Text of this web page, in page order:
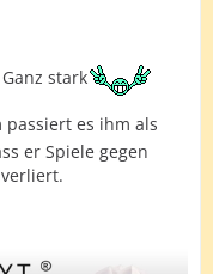
stark
passiert es ihm als
er Spiele gegen